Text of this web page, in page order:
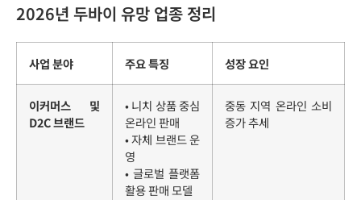
2026년 두바이 유망 업종 정리
사업 분야 주요 특징 성장 요인
이커머스 및
D2C 브랜드
• 니치 상품 중심
온라인 판매
• 자체 브랜드 운
영
• 글로벌 플랫폼
활용 판매 모델
중동 지역 온라인 소비
증가 추세